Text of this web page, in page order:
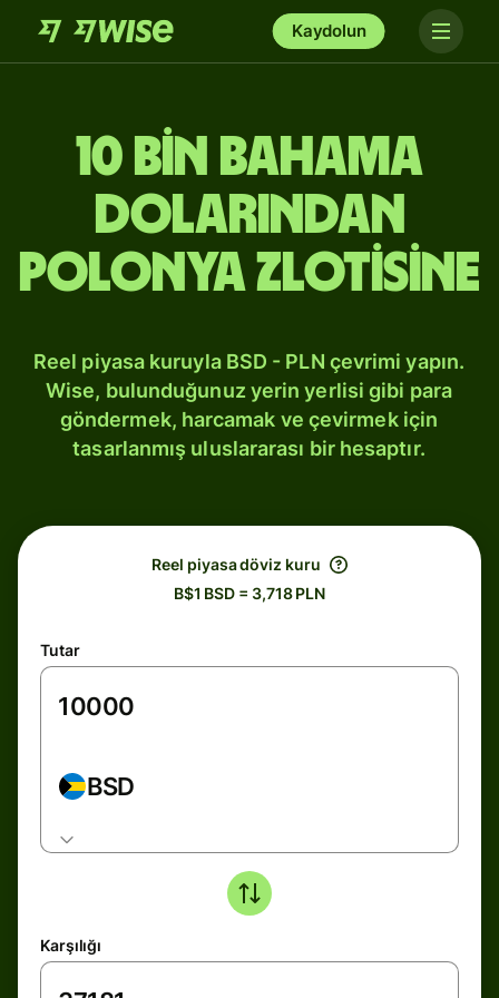
Kaydolun
10 bin Bahama
dolarından
Polonya zlotisine
Reel piyasa kuruyla BSD - PLN çevrimi yapın.
Wise, bulunduğunuz yerin yerlisi gibi para
göndermek, harcamak ve çevirmek için
tasarlanmış uluslararası bir hesaptır.
Reel piyasa döviz kuru
B$1 BSD = 3,718 PLN
Tutar
BSD
Karşılığı